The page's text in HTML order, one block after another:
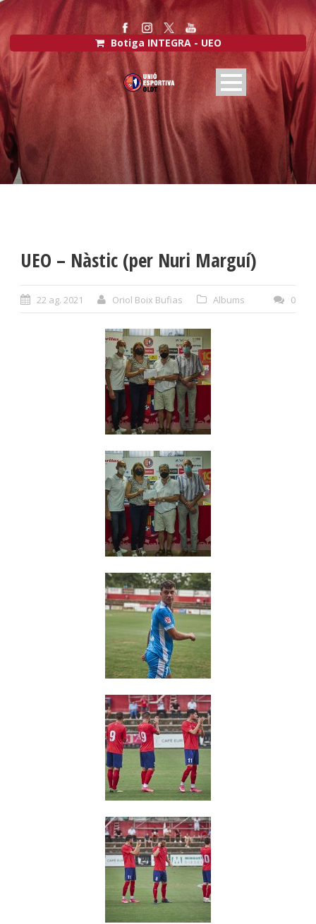
Botiga INTEGRA - UEO
UEO – Nàstic (per Nuri Marguí)
22 ag. 2021 Oriol Boix Bufias Albums 0